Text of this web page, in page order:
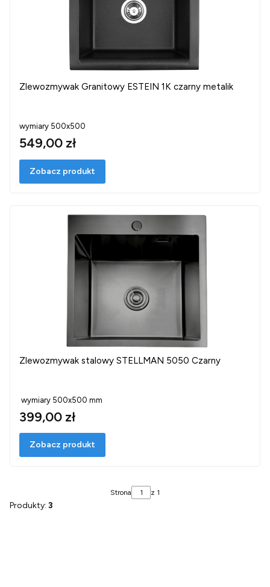
Zlewozmywak Granitowy ESTEIN 1K czarny metalik
wymiary 500x500
549,00 zł
Zobacz produkt
Zlewozmywak stalowy STELLMAN 5050 Czarny
wymiary 500x500 mm
399,00 zł
Zobacz produkt
Strona z 1
Produkty: 3